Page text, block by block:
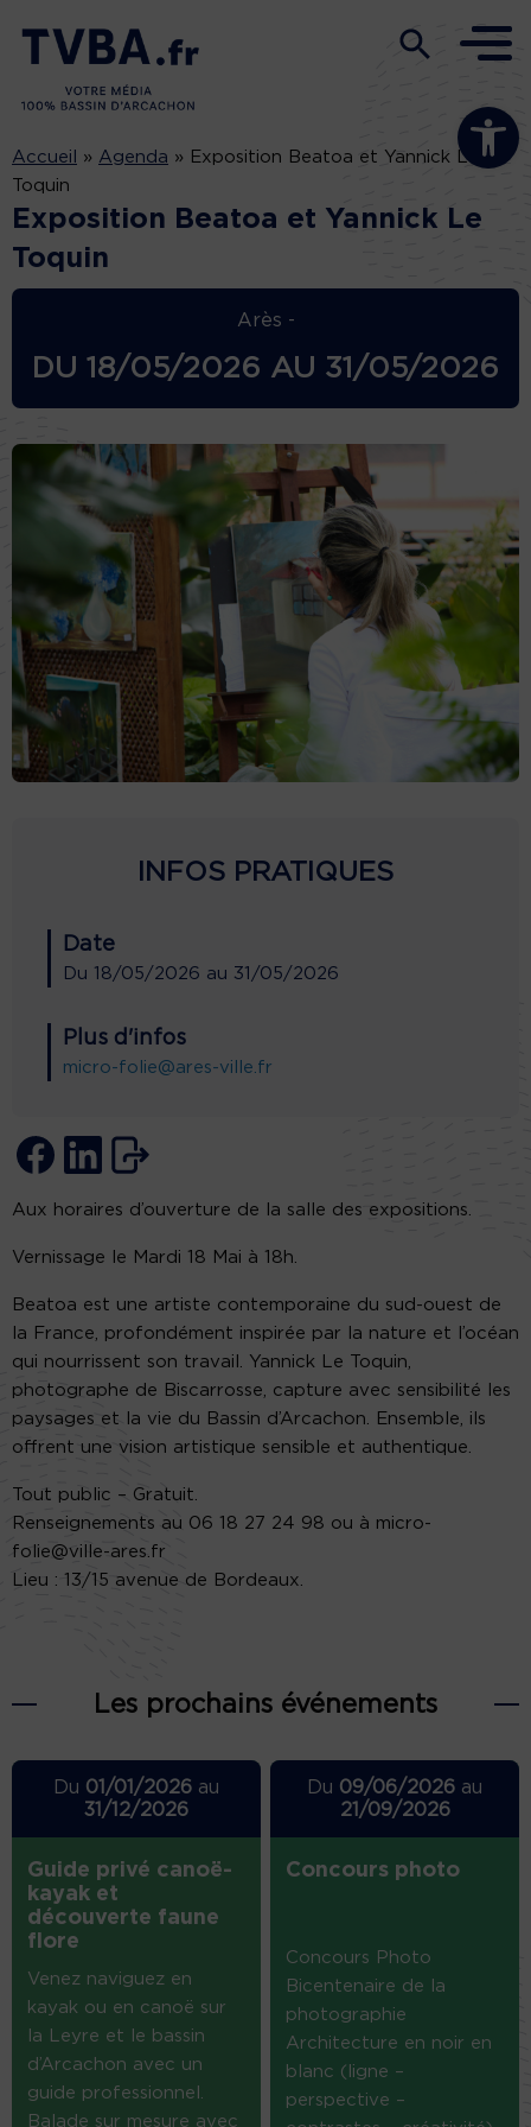
Ouvrir la
Accueil » Agenda » Exposition Beatoa et Yannick Le
Toquin
Exposition Beatoa et Yannick Le
Toquin
Arès -
DU 18/05/2026 AU 31/05/2026
INFOS PRATIQUES
Date
Du 18/05/2026 au 31/05/2026
Plus d'infos
micro-folie@ares-ville.fr
Aux horaires d’ouverture de la salle des expositions.
Vernissage le Mardi 18 Mai à 18h.
Beatoa est une artiste contemporaine du sud-ouest de
la France, profondément inspirée par la nature et l’océan
qui nourrissent son travail. Yannick Le Toquin,
photographe de Biscarrosse, capture avec sensibilité les
paysages et la vie du Bassin d’Arcachon. Ensemble, ils
offrent une vision artistique sensible et authentique.
Tout public – Gratuit.
Renseignements au 06 18 27 24 98 ou à micro-
folie@ville-ares.fr
Lieu : 13/15 avenue de Bordeaux.
Les prochains événements
Du 01/01/2026au
31/12/2026
Guide privé canoë-
kayak et
découverte faune
flore
Venez naviguez en
kayak ou en canoë sur
la Leyre et le bassin
d’Arcachon avec un
guide professionnel.
Balade sur mesure avec
Du 09/06/2026 au
21/09/2026
Concours photo
Concours Photo
Bicentenaire de la
photographie
Architecture en noir en
blanc (ligne –
perspective –